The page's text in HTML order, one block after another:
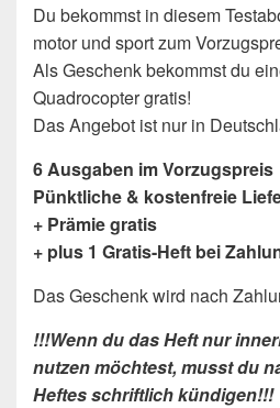
Du bekommst in diesem
motor und sport zum
Als Geschenk bekommst du
Quadrocopter gratis!
Das Angebot ist nur in
6 Ausgaben im Vorzugspreis
Pünktliche & kostenfreie
+ Prämie gratis
+ plus 1 Gratis-Heft bei
Das Geschenk wird nach
!!!Wenn du das Heft nur
nutzen möchtest, musst du
Heftes schriftlich kündigen!!!